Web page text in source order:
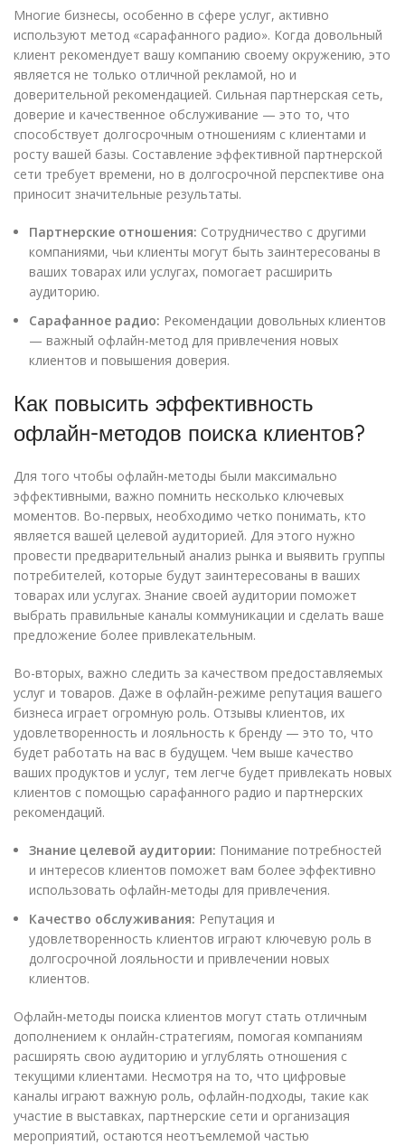
Многие бизнесы, особенно в сфере услуг, активно
используют метод «сарафанного радио». Когда довольный
клиент рекомендует вашу компанию своему окружению, это
является не только отличной рекламой, но и
доверительной рекомендацией. Сильная партнерская сеть,
доверие и качественное обслуживание — это то, что
способствует долгосрочным отношениям с клиентами и
росту вашей базы. Составление эффективной партнерской
сети требует времени, но в долгосрочной перспективе она
приносит значительные результаты.
Партнерские отношения: Сотрудничество с другими
компаниями, чьи клиенты могут быть заинтересованы в
ваших товарах или услугах, помогает расширить
аудиторию.
Сарафанное радио: Рекомендации довольных клиентов
— важный офлайн-метод для привлечения новых
клиентов и повышения доверия.
Как повысить эффективность
офлайн-методов поиска клиентов?
Для того чтобы офлайн-методы были максимально
эффективными, важно помнить несколько ключевых
моментов. Во-первых, необходимо четко понимать, кто
является вашей целевой аудиторией. Для этого нужно
провести предварительный анализ рынка и выявить группы
потребителей, которые будут заинтересованы в ваших
товарах или услугах. Знание своей аудитории поможет
выбрать правильные каналы коммуникации и сделать ваше
предложение более привлекательным.
Во-вторых, важно следить за качеством предоставляемых
услуг и товаров. Даже в офлайн-режиме репутация вашего
бизнеса играет огромную роль. Отзывы клиентов, их
удовлетворенность и лояльность к бренду — это то, что
будет работать на вас в будущем. Чем выше качество
ваших продуктов и услуг, тем легче будет привлекать новых
клиентов с помощью сарафанного радио и партнерских
рекомендаций.
Знание целевой аудитории: Понимание потребностей
и интересов клиентов поможет вам более эффективно
использовать офлайн-методы для привлечения.
Качество обслуживания: Репутация и
удовлетворенность клиентов играют ключевую роль в
долгосрочной лояльности и привлечении новых
клиентов.
Офлайн-методы поиска клиентов могут стать отличным
дополнением к онлайн-стратегиям, помогая компаниям
расширять свою аудиторию и углублять отношения с
текущими клиентами. Несмотря на то, что цифровые
каналы играют важную роль, офлайн-подходы, такие как
участие в выставках, партнерские сети и организация
мероприятий, остаются неотъемлемой частью